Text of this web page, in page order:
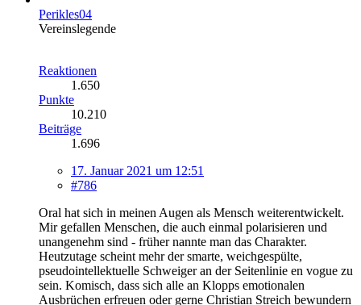
Perikles04
Vereinslegende
Reaktionen
1.650
Punkte
10.210
Beiträge
1.696
17. Januar 2021 um 12:51
#786
Oral hat sich in meinen Augen als Mensch weiterentwickelt.
Mir gefallen Menschen, die auch einmal polarisieren und
unangenehm sind - früher nannte man das Charakter.
Heutzutage scheint mehr der smarte, weichgespülte,
pseudointellektuelle Schweiger an der Seitenlinie en vogue zu
sein. Komisch, dass sich alle an Klopps emotionalen
Ausbrüchen erfreuen oder gerne Christian Streich bewundern